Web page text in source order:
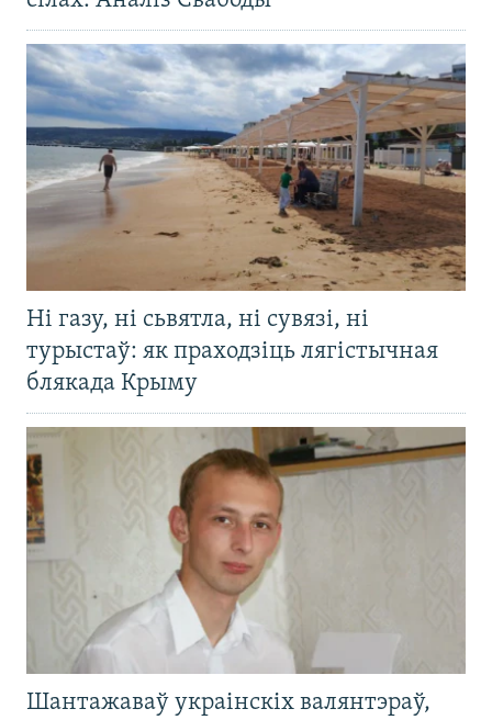
Ні газу, ні сьвятла, ні сувязі, ні
турыстаў: як праходзіць лягістычная
блякада Крыму
Шантажаваў украінскіх валянтэраў,